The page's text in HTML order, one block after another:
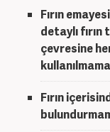
Fırın
detaylı
çevresine
Fırın